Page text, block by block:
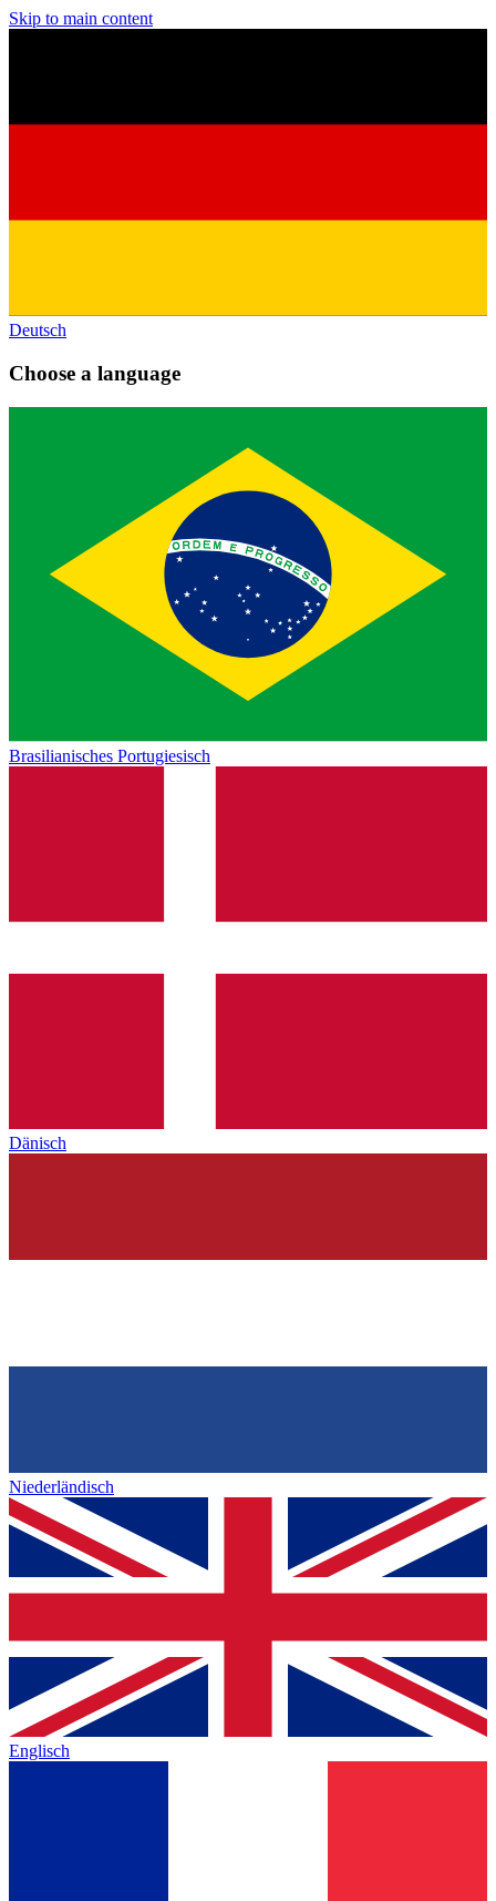
Skip to main content
Deutsch
Choose a language
Brasilianisches Portugiesisch
Dänisch
Niederländisch
Englisch